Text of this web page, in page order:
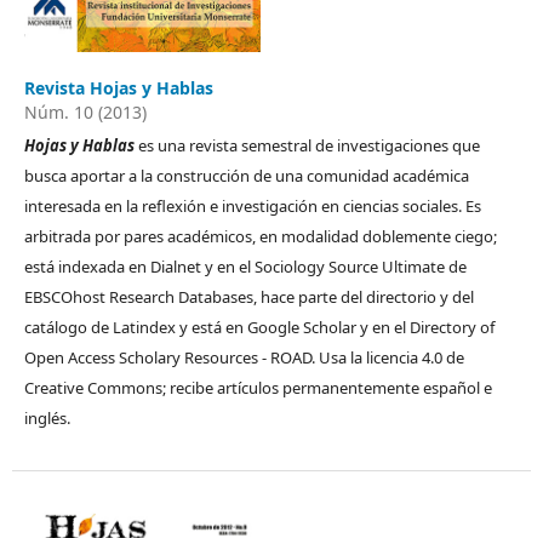
Revista Hojas y Hablas
Núm. 10 (2013)
Hojas y Hablases una revista semestral de investigaciones que
busca aportar a la construcción de una comunidad académica
interesada en la reflexión e investigación en ciencias sociales. Es
arbitrada por pares académicos, en modalidad doblemente ciego;
está indexada en Dialnet y en el Sociology Source Ultimate de
EBSCOhost Research Databases, hace parte del directorio y del
catálogo de Latindex y está en Google Scholar y en el Directory of
Open Access Scholary Resources - ROAD. Usa la licencia 4.0 de
Creative Commons; recibe artículos permanentemente español e
inglés.